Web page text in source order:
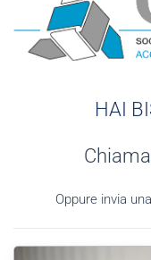
HAI
Oppure invia